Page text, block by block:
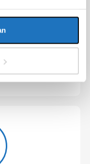
prijs
en overige extra